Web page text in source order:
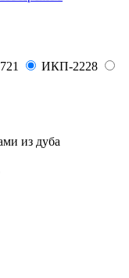
ИКП-2228
из дуба